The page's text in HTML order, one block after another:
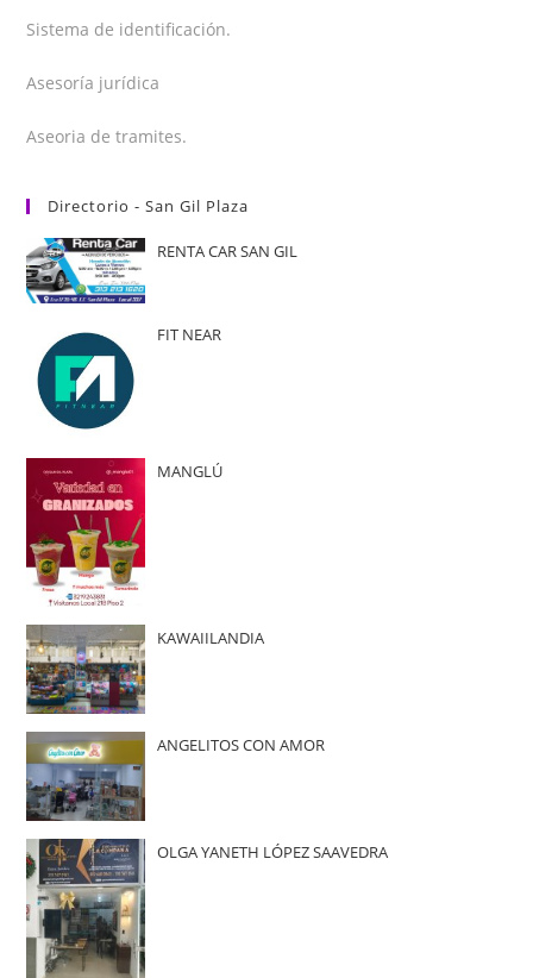
Sistema de identificación.
Asesoría jurídica
Aseoria de tramites.
Directorio - San Gil Plaza
RENTA CAR SAN GIL
FIT NEAR
MANGLÚ
KAWAIILANDIA
ANGELITOS CON AMOR
OLGA YANETH LÓPEZ SAAVEDRA